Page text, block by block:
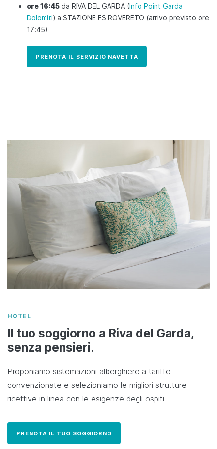
ore 16:45 da RIVA DEL GARDA (Info Point Garda
Dolomiti) a STAZIONE FS ROVERETO (arrivo previsto ore
17:45)
PRENOTA IL SERVIZIO NAVETTA
HOTEL
Il tuo soggiorno a Riva del Garda,
senza pensieri.
Proponiamo sistemazioni alberghiere a tariffe
convenzionate e selezioniamo le migliori strutture
ricettive in linea con le esigenze degli ospiti.
PRENOTA IL TUO SOGGIORNO